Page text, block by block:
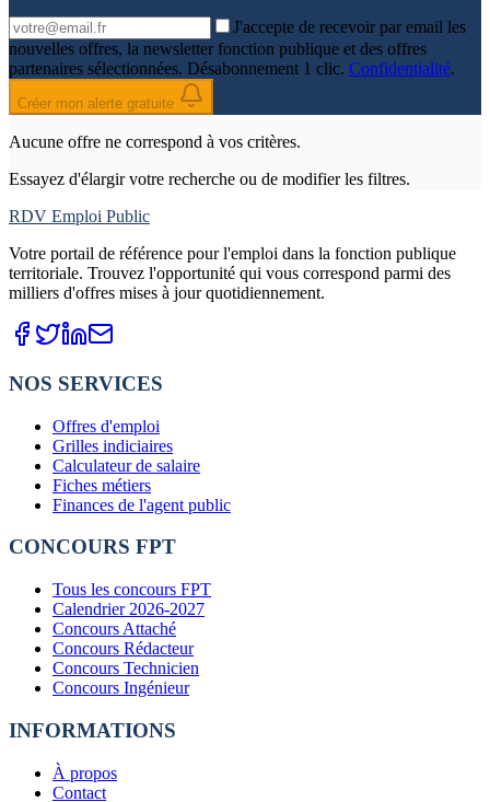
J'accepte de recevoir par email les
nouvelles offres, la newsletter fonction publique et des offres
partenaires sélectionnées. Désabonnement 1 clic. Confidentialité.
Créer mon alerte gratuite
Aucune offre ne correspond à vos critères.
Essayez d'élargir votre recherche ou de modifier les filtres.
RDV Emploi Public
Votre portail de référence pour l'emploi dans la fonction publique
territoriale. Trouvez l'opportunité qui vous correspond parmi des
milliers d'offres mises à jour quotidiennement.
NOS SERVICES
Offres d'emploi
Grilles indiciaires
Calculateur de salaire
Fiches métiers
Finances de l'agent public
CONCOURS FPT
Tous les concours FPT
Calendrier 2026-2027
Concours Attaché
Concours Rédacteur
Concours Technicien
Concours Ingénieur
INFORMATIONS
À propos
Contact